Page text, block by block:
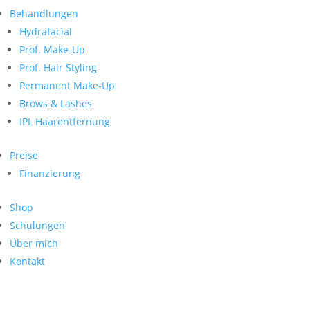
Behandlungen
Hydrafacial
Prof. Make-Up
Prof. Hair Styling
Permanent Make-Up
Brows & Lashes
IPL Haarentfernung
Preise
Finanzierung
Shop
Schulungen
Über mich
Kontakt
nach:
Neueste Kommentare
Archiv
Kategorien
Keine Kategorien
Meta
Anmelden
Feed der Einträge
WordPress.org
Search
nach:
Archive
Kontakt
Impressum
Datenschutz